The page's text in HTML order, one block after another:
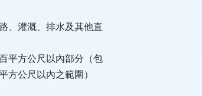
、灌溉、排水及其他直
平方公尺以內部分（包
方公尺以內之範圍）